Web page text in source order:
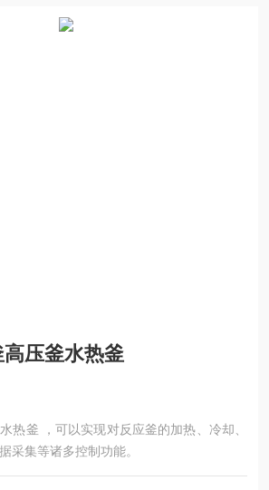
压釜水热釜
热釜 ，可以实现对反应釜的加热、冷却、
采集等诸多控制功能。